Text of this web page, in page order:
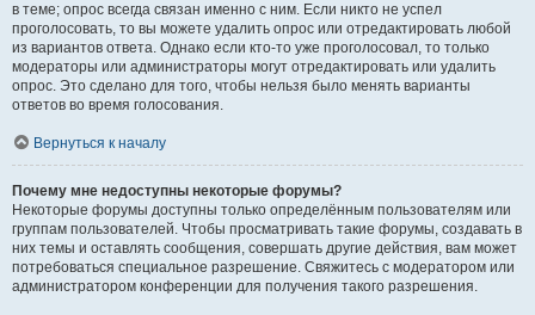
в теме; опрос всегда связан именно с ним. Если никто не успел
проголосовать, то вы можете удалить опрос или отредактировать любой
из вариантов ответа. Однако если кто-то уже проголосовал, то только
модераторы или администраторы могут отредактировать или удалить
опрос. Это сделано для того, чтобы нельзя было менять варианты
ответов во время голосования.
Вернуться к началу
Почему мне недоступны некоторые форумы?
Некоторые форумы доступны только определённым пользователям или
группам пользователей. Чтобы просматривать такие форумы, создавать в
них темы и оставлять сообщения, совершать другие действия, вам может
потребоваться специальное разрешение. Свяжитесь с модератором или
администратором конференции для получения такого разрешения.